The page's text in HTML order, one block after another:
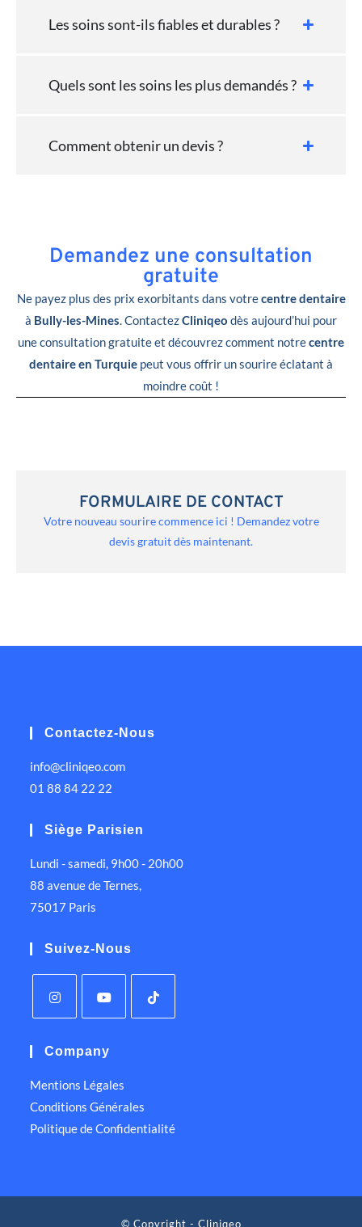
Les soins sont-ils fiables et durables ?
Quels sont les soins les plus demandés ?
Comment obtenir un devis ?
Demandez une consultation
gratuite
Ne payez plus des prix exorbitants dans votrecentre dentaire
à Bully-les-Mines. ContactezCliniqeo dès aujourd’hui pour
une consultation gratuite et découvrez comment notrecentre
dentaire en Turquie peut vous offrir un sourire éclatant à
moindre coût !
FORMULAIRE DE CONTACT
Votre nouveau sourire commence ici ! Demandez votre
devis gratuit dès maintenant.
Contactez-Nous
info@cliniqeo.com
01 88 84 22 22
Siège Parisien
Lundi - samedi, 9h00 - 20h00
88 avenue de Ternes,
75017 Paris
Suivez-Nous
Company
Mentions Légales
Conditions Générales
Politique de Confidentialité
© Copyright - Cliniqeo